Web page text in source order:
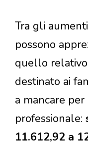
Tra gli
possono
quello relativo
destinato ai
a mancare
professionale:
11.612,92 a